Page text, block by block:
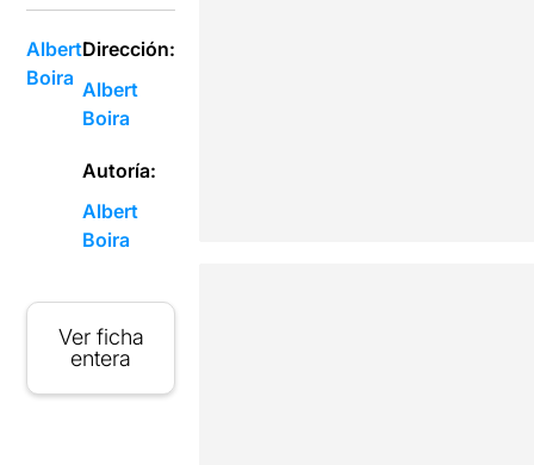
Albert
Boira
Dirección:
Albert
Boira
Autoría:
Albert
Boira
Ver ficha
entera